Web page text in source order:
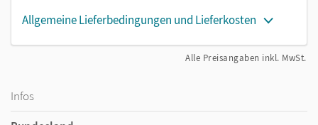
Allgemeine Lieferbedingungen und Lieferkosten
Alle Preisangaben inkl. MwSt.
Infos